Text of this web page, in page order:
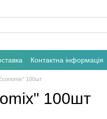
Контактна інформація
100шт
100шт